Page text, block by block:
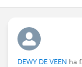
DEWY DE VEEN ha